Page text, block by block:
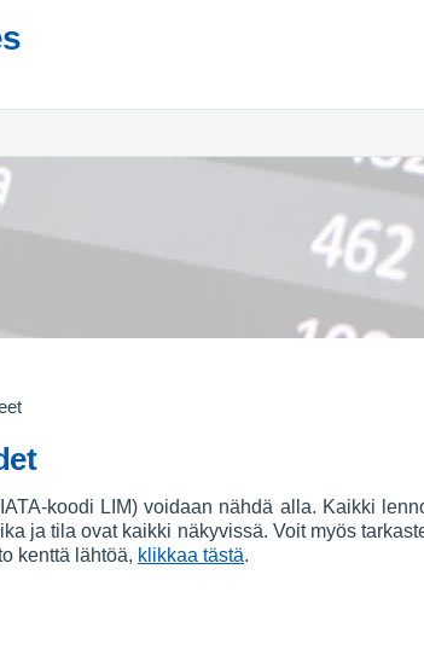
koodi LIM) voidaan nähdä alla. Kaikki
ja tila ovat kaikki näkyvissä. Voit myös
kenttä lähtöä, klikkaa tästä.